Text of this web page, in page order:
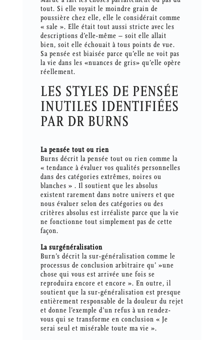
tout. Si elle voyait le moindre grain de
poussière chez elle, elle le considérait comme
« sale ». Elle était tout aussi stricte avec les
descriptions d’elle-même – soit elle allait
bien, soit elle échouait à tous points de vue.
Sa pensée est biaisée parce qu’elle ne voit pas
la vie dans les «nuances de gris» qu’elle opère
réellement.
LES STYLES DE PENSÉE
INUTILES IDENTIFIÉES
PAR DR BURNS
La pensée tout ou rien
Burns décrit la pensée tout ou rien comme la
« tendance à évaluer vos qualités personnelles
dans des catégories extrêmes, noires ou
blanches » . Il soutient que les absolus
existent rarement dans notre univers et que
nous évaluer selon des catégories ou des
critères absolus est irréaliste parce que la vie
ne fonctionne tout simplement pas de cette
façon.
La surgénéralisation
Burn’s décrit la sur-généralisation comme le
processus de conclusion arbitraire qu’ »une
chose qui vous est arrivée une fois se
reproduira encore et encore ». En outre, il
soutient que la sur-généralisation est presque
entièrement responsable de la douleur du rejet
et donne l’exemple d’un refus à un rendez-
vous qui se transforme en conclusion « Je
serai seul et misérable toute ma vie ».